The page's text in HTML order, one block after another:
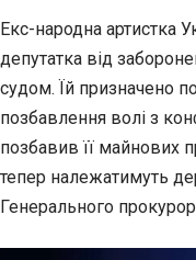
Екс-народна артистка
депутатка від
судом. Їй призначено
позбавлення волі з
позбавив її майнових
тепер належатимуть
Генерального